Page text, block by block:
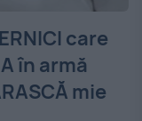
care
în armă
mie